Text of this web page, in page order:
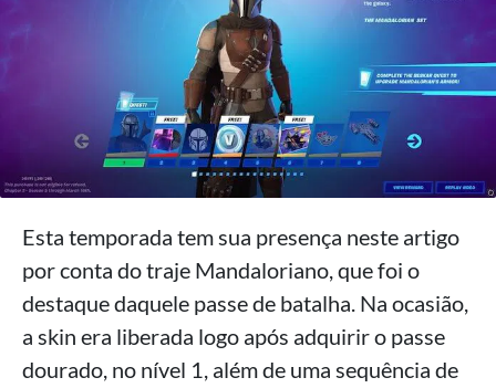
Esta temporada tem sua presença neste artigo
por conta do traje Mandaloriano, que foi o
destaque daquele passe de batalha. Na ocasião,
a skin era liberada logo após adquirir o passe
dourado, no nível 1, além de uma sequência de